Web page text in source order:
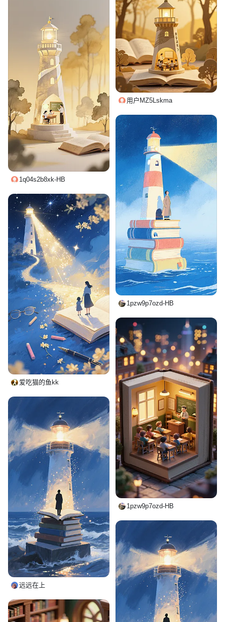
1q04s2b8xk-HB
用户MZ5Lskma
1pzw9p7ozd-HB
爱吃猫的鱼kk
1pzw9p7ozd-HB
远远在上